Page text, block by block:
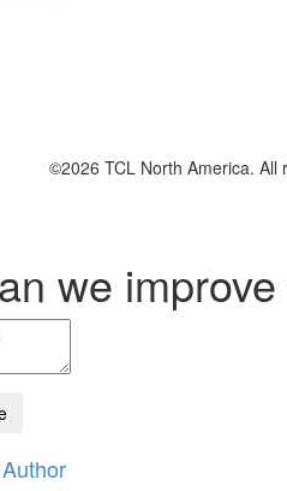
©2026 TCL North America. All
we
Author